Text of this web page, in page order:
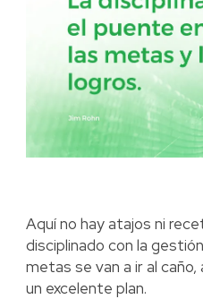
Aquí no hay atajos ni
disciplinado con la
metas se van a ir al
un excelente plan.